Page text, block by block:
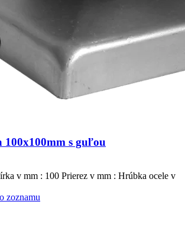
s guľou
v mm : 100 Prierez v mm : Hrúbka ocele v
zoznamu